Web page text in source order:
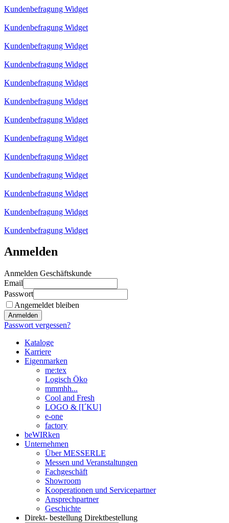
Kundenbefragung Widget
Kundenbefragung Widget
Kundenbefragung Widget
Kundenbefragung Widget
Kundenbefragung Widget
Kundenbefragung Widget
Kundenbefragung Widget
Kundenbefragung Widget
Kundenbefragung Widget
Kundenbefragung Widget
Kundenbefragung Widget
Kundenbefragung Widget
Kundenbefragung Widget
Anmelden
Anmelden Geschäftskunde
Email
Passwort
Angemeldet bleiben
Anmelden
Passwort vergessen?
Kataloge
Karriere
Eigenmarken
me:tex
Logisch Öko
mmmhh...
Cool and Fresh
LOGO & [I´KU]
e-one
factory
beWIRken
Unternehmen
Über MESSERLE
Messen und Veranstaltungen
Fachgeschäft
Showroom
Kooperationen und Servicepartner
Ansprechpartner
Geschichte
Direkt- bestellung Direktbestellung